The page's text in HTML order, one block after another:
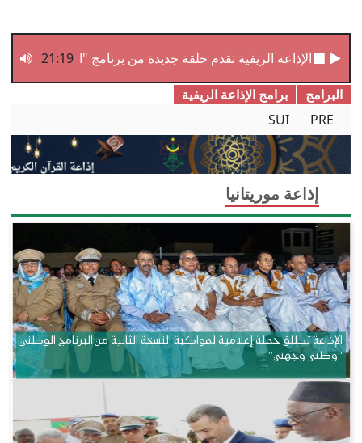
الإذاعة الريفية تقدم حلقة جديدة من برنامج "احرث تعيش"
21:19
البرامج
برامج الإذاعة الریفیة
PRE
SUI
إذاعة موريتانيا
الإذاعة تطلق حملة إعلامية لمواكبة النسخة الثانية من البرنامج الوطني
“وطني وجهتي”